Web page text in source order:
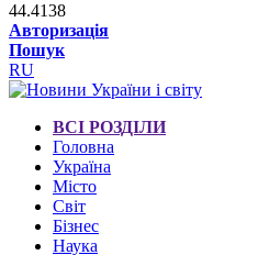
44.4138
Авторизація
Пошук
RU
ВСІ РОЗДІЛИ
Головна
Україна
Місто
Світ
Бізнес
Наука